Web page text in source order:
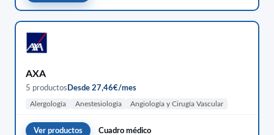
AXA
5 productos Desde 27,46€/mes
Alergología Anestesiología Angiología y Cirugía Vascular
Ver productos Cuadro médico